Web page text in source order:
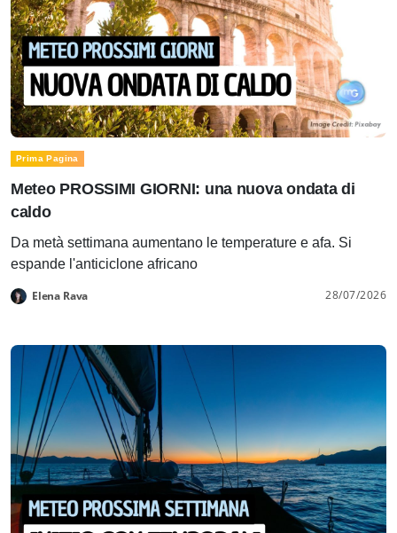
Prima Pagina
Meteo PROSSIMI GIORNI: una nuova ondata di
caldo
Da metà settimana aumentano le temperature e afa. Si
espande l'anticiclone africano
Elena Rava 28/07/2026